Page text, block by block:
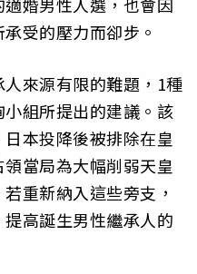
婚男性人選，也會因
受的壓力而卻步。
來源有限的難題，1種
組所提出的建議。該
本投降後被排除在皇
當局為大幅削弱天皇
重新納入這些旁支，
高誕生男性繼承人的